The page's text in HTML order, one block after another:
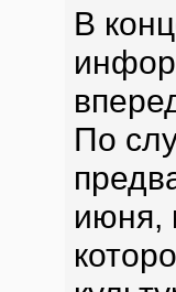
В
По
июня,